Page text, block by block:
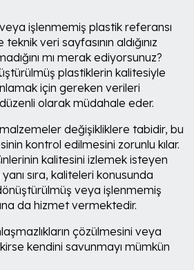
işlenmemiş plastik referansı
veri sayfasının aldığınız
mı merak ediyorsunuz?
plastiklerin kalitesiyle
için gereken verileri
olarak müdahale eder.
değişikliklere tabidir, bu
kontrol edilmesini zorunlu kılar.
kalitesini izlemek isteyen
sıra, kaliteleri konusunda
veya işlenmemiş
da hizmet vermektedir.
çözülmesini veya
kendini savunmayı mümkün